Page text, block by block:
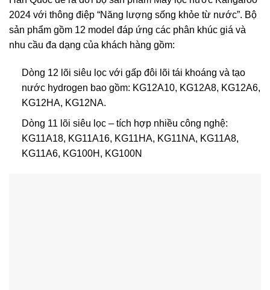
2024 với thông điệp “Năng lượng sống khỏe từ nước”. Bộ
sản phẩm gồm 12 model đáp ứng các phân khúc giá và
nhu cầu đa dạng của khách hàng gồm:
Dòng 12 lõi siêu lọc với gấp đôi lõi tái khoáng và tạo
nước hydrogen bao gồm: KG12A10, KG12A8, KG12A6,
KG12HA, KG12NA.
Dòng 11 lõi siêu lọc – tích hợp nhiều công nghệ:
KG11A18, KG11A16, KG11HA, KG11NA, KG11A8,
KG11A6, KG100H, KG100N